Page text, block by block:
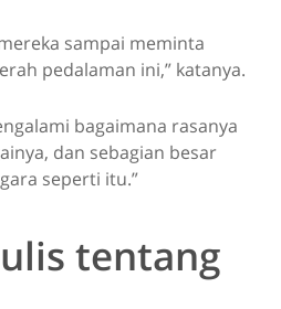
sampai meminta
pedalaman ini,” katanya.
bagaimana rasanya
dan sebagian besar
seperti itu.”
tentang